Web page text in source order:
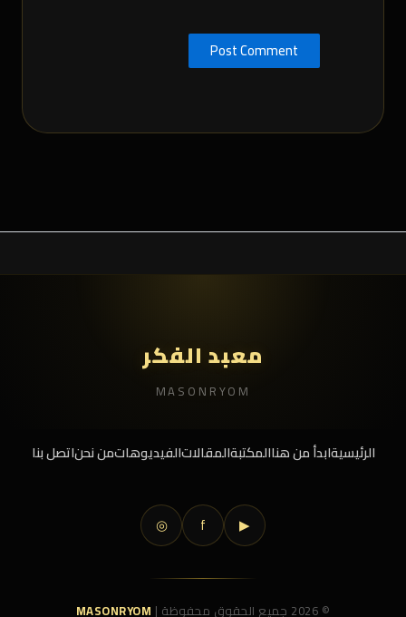
معبد الفكر
MASONRYOM
الرئيسيةابدأ من هناالمكتبةالمقالاتالفيديوهاتمن نحناتصل بنا
▶
f
◎
© 2026 جميع الحقوق محفوظة | MASONRYOM